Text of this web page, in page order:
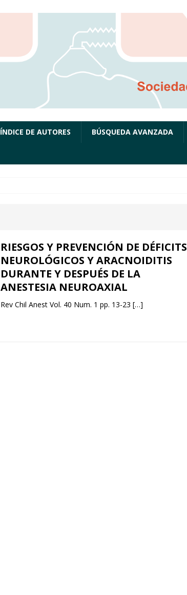
ÍNDICE DE AUTORES BÚSQUEDA AVANZADA
RIESGOS Y PREVENCIÓN DE DÉFICITS
NEUROLÓGICOS Y ARACNOIDITIS
DURANTE Y DESPUÉS DE LA
ANESTESIA NEUROAXIAL
Rev Chil Anest Vol. 40 Num. 1 pp. 13-23 […]